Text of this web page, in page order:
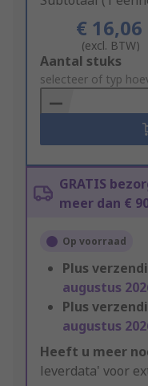
€ 16,06
(excl. BTW)
Add
to
Basket
Aantal stuks
selecteer of typ
GRATIS
meer dan €
Op voorraad
Plus
augustus
Plus
augustus
Heeft u meer
leverdata' voor